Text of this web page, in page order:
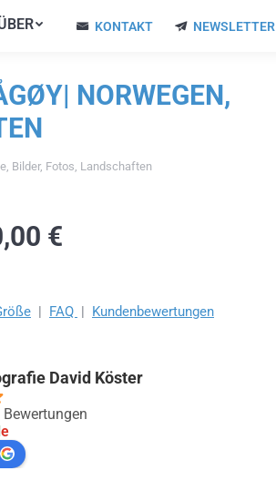
KONTAKT NEWSLETTER
NORWEGEN,
Bilder, Fotos, Landschaften
€
| FAQ | Kundenbewertungen
David Köster
e
KONTAKT NEWSLETTER